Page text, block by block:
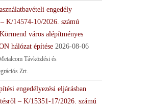
engedély
K/14574-10/2026. számú
város alépítményes
hálózat építése 2026-08-06
Távközlési és
Zrt.
engedélyezési eljárásban
– K/15351-17/2026. számú